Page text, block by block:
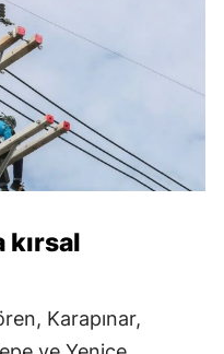
kırsal
Karapınar,